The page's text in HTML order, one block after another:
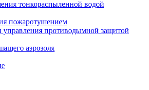
тонкораспыленной водой
пожаротушением
управления противодымной защитой
аэрозоля